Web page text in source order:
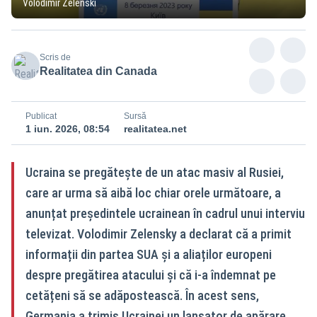
Volodimir Zelenski
Scris de
Realitatea din Canada
Publicat
1 iun. 2026, 08:54
Sursă
realitatea.net
Ucraina se pregătește de un atac masiv al Rusiei,
care ar urma să aibă loc chiar orele următoare, a
anunțat președintele ucrainean în cadrul unui interviu
televizat. Volodimir Zelensky a declarat că a primit
informații din partea SUA și a aliaților europeni
despre pregătirea atacului și că i-a îndemnat pe
cetățeni să se adăpostească. În acest sens,